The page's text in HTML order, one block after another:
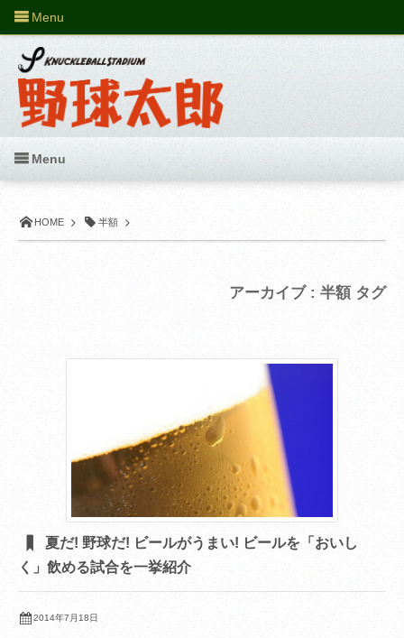
HOME 半額
アーカイブ : 半額 タグ
夏だ! 野球だ! ビールがうまい! ビールを「おいし
く」飲める試合を一挙紹介
2014年7月18日
Menu
Menu